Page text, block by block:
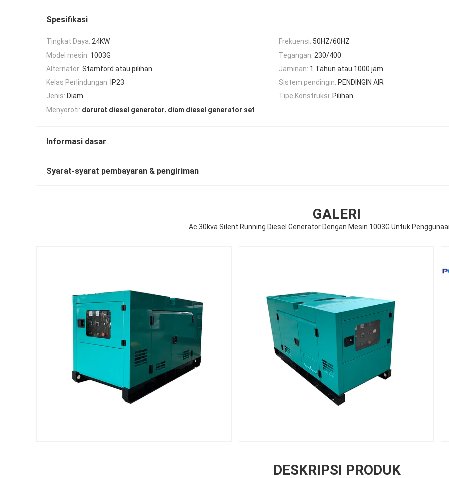
Spesifikasi
Tingkat Daya: 24KW Frekuensi: 50HZ/60HZ
Model mesin: 1003G Tegangan: 230/400
Alternator: Stamford atau pilihan Jaminan: 1 Tahun atau 1000 jam
Kelas Perlindungan: IP23 Sistem pendingin: PENDINGIN AIR
Jenis: Diam Tipe Konstruksi: Pilihan
Menyoroti: darurat diesel generator, diam diesel generator set
Informasi dasar
Syarat-syarat pembayaran & pengiriman
GALERI
Ac 30kva Silent Running Diesel Generator Dengan Mesin 1003G Untuk
DESKRIPSI PRODUK